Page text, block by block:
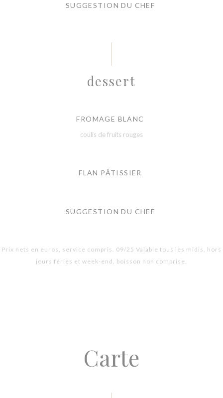
SUGGESTION DU CHEF
dessert
FROMAGE BLANC
coulis de fruits rouges
FLAN PÂTISSIER
SUGGESTION DU CHEF
Prix nets en euros, service compris. 09/25 Valable tous les midis, hors
jours féries et week-end, boisson non comprise.
Carte